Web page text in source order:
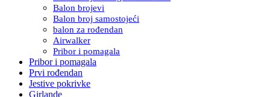
Balon brojevi
Balon broj samostojeći
balon za rođendan
Airwalker
Pribor i pomagala
Pribor i pomagala
Prvi rođendan
Jestive pokrivke
Girlande